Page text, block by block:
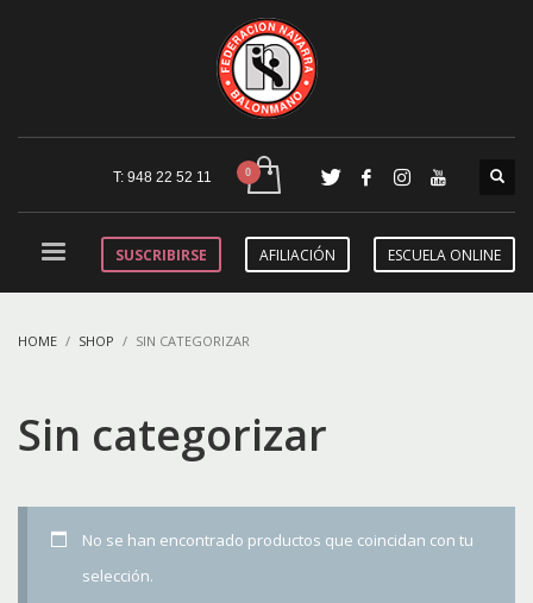
T: 948 22 52 11
SUSCRIBIRSE AFILIACIÓN ESCUELA ONLINE
HOME SHOP SIN CATEGORIZAR
Sin categorizar
No se han encontrado productos que coincidan con tu
selección.